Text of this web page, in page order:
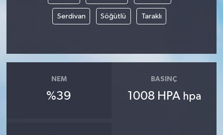
Serdivan Söğütlü Taraklı
NEM
%39
BASINÇ
1008 HPA hpa